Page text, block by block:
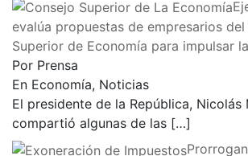
evalúa propuestas de empresarios del
Superior de Economía para impulsar
Por Prensa
En Economía, Noticias
El presidente de la República, Nicolás
compartió algunas de las […]